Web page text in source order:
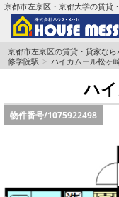
京都市左京区・京都大学の賃貸
TOPページ
地域から検索
京都大学＆京都芸
書類DL & 入居者さ
京都市左京区の賃貸・貸家な
修学院駅
ハイカムール松ヶ
ハ
物件番号/1075922498